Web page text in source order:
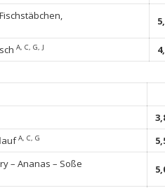
A, C, G, J
A, C, G
– Ananas – Soße